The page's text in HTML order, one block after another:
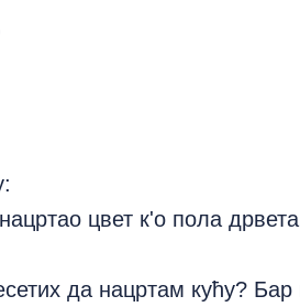
цвет к'о пола
да нацртам кућу?